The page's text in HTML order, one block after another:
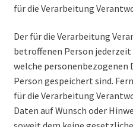
für die Verarbeitung
Der für die Verarbeitung
betroffenen Person jederzeit
welche personenbezogenen
Person gespeichert sind.
für die Verarbeitung
Daten auf Wunsch oder